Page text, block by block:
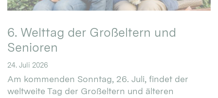
6. Welttag der Großeltern und
Senioren
24. Juli 2026
Am kommenden Sonntag, 26. Juli, findet der
weltweite Tag der Großeltern und älteren